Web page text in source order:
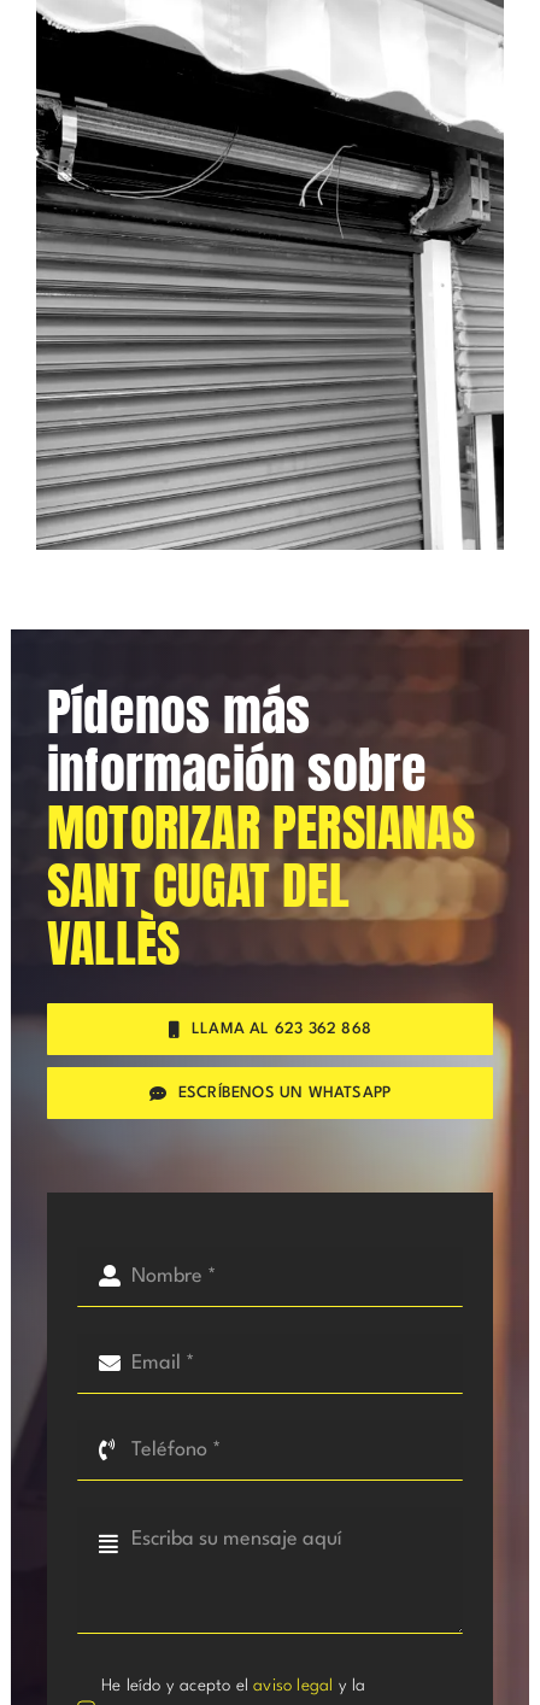
Pídenos más
información sobre
MOTORIZAR PERSIANAS
SANT CUGAT DEL
VALLÈS
LLAMA AL 623 362 868
ESCRÍBENOS UN WHATSAPP
He leído y acepto elaviso legal y la